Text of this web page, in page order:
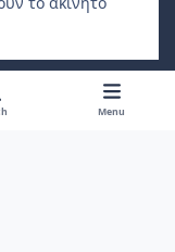
f
Menu